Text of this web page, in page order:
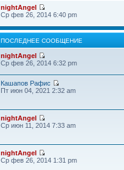
nightAngel
Ср фев 26, 2014 6:40 pm
ПОСЛЕДНЕЕ СООБЩЕНИЕ
nightAngel
Ср фев 26, 2014 6:32 pm
Кашапов Рафис
Пт июн 04, 2021 2:32 am
nightAngel
Ср июн 11, 2014 7:33 am
nightAngel
Ср фев 26, 2014 1:31 pm